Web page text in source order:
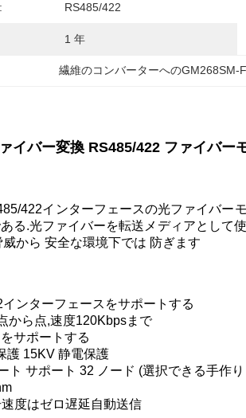
RS485/422
1 年
繊維のコンバーターへのGM268SM-
イバー変換 RS485/422 ファイバ
422インターフェースの光ファイバー
る.光ファイバーを転送メディアとして
から 安全な環境下では 防ぎます
ンターフェースをサポートする
から点,速度120Kbpsまで
サポートする
護 15KV 静電保護
ト サポート 32 ノード (選択できる手作
度はゼロ遅延自動送信